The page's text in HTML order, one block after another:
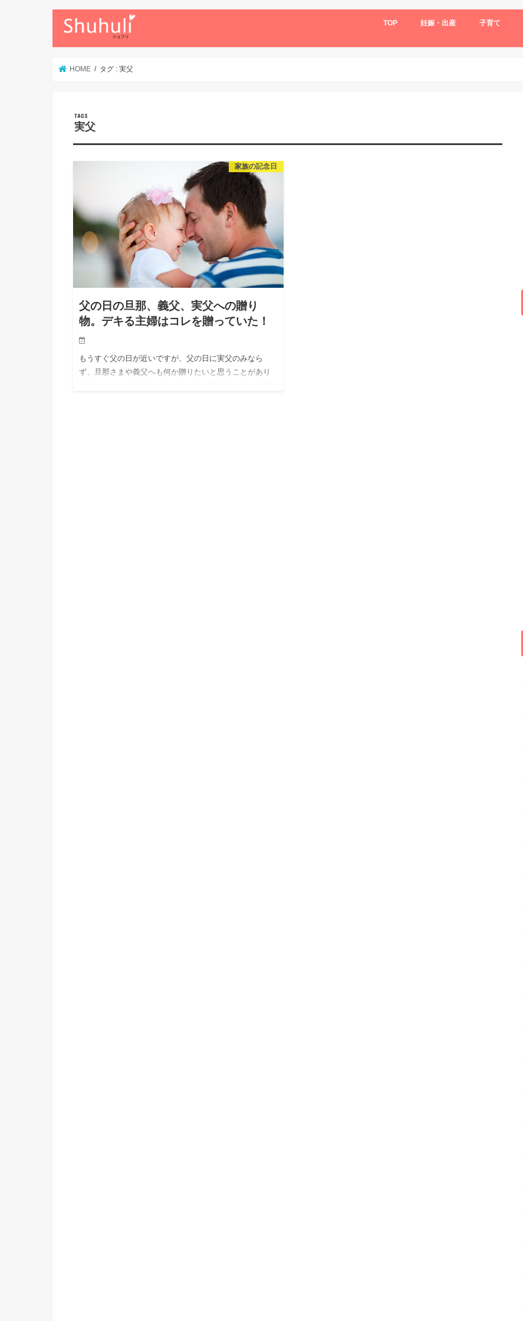
TOP 妊娠・出産 子育て
HOME タグ : 実父
実父
家族の記念日
父の日の旦那、義父、実父への贈り
物。デキる主婦はコレを贈っていた！
もうすぐ父の日が近いですが、父の日に実父のみなら
ず、旦那さまや義父へも何か贈りたいと思うことがあり